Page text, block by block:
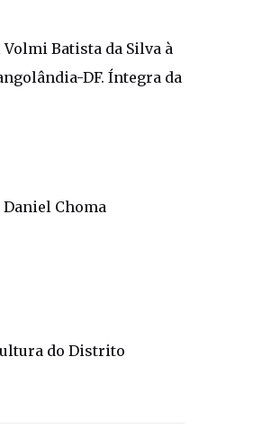
Batista da Silva à
DF. Íntegra da
Choma
do Distrito